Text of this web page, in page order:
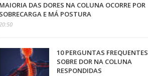
MAIORIA DAS DORES NA COLUNA OCORRE POR
SOBRECARGA E MÁ POSTURA
10 PERGUNTAS FREQUENTES
SOBRE DOR NA COLUNA
RESPONDIDAS